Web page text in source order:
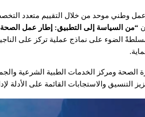
وطني موحد من خلال التقييم متعدد
“من السياسة إلى التطبيق: إطار عمل الصحة
الضوء على نماذج عملية تركز على
الصحة ومركز الخدمات الطبية الشرعية
التنسيق والاستجابات القائمة على الأدلة